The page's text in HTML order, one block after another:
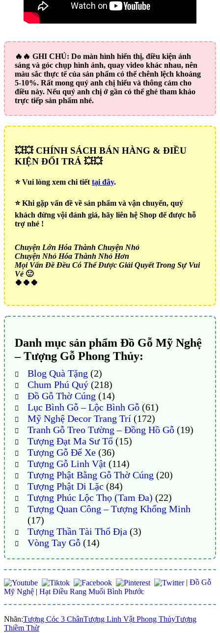
🔥🔥 GHI CHÚ: Do màn hình hiển thị, điều kiện ánh
sáng và góc chụp hình ảnh, quay video khác nhau, nên
màu sắc thực tế của sản phẩm có thể chênh lệch khoảng
5-10%. Rất mong quý anh chị hiểu và thông cảm cho
điều này. Nếu quý anh chị ở gần có thể ghé tham khảo
trực tiếp sản phẩm nhé.
💥💥 CHÍNH SÁCH BÁN HÀNG & ĐIỀU
KIỆN ĐỔI TRẢ 💥💥
⭐️ Vui lòng xem chi tiết tại đây.
⭐️ Khi gặp vấn đề về sản phẩm và vận chuyển, quý
khách đừng vội đánh giá, hãy liên hệ Shop để được hỗ
trợ nhé !
Chuyện Lớn Hóa Thành Chuyện Nhỏ
Chuyện Nhỏ Hóa Thành Nhỏ Hơn
Mọi Vấn Đề Đều Có Thể Được Giải Quyết Trong Sự Vui
Vẻ 🙂
🍀🍀🍀
Danh mục sản phẩm Đồ Gỗ Mỹ Nghệ
– Tượng Gỗ Phong Thủy:
Blog Quà Tặng (2)
Chum Phú Quý(218)
Đồ Gỗ Thờ Cúng (14)
Lục Bình Gỗ – Lộc Bình Gỗ(61)
Mỹ Nghệ Decor Trang Trí(172)
Tranh Gỗ Treo Tường – Đồng Hồ Gỗ(19)
Tượng Đạt Ma Sư Tổ(15)
Tượng Gỗ Để Xe(36)
Tượng Gỗ Linh Vật(114)
Tượng Phật Bằng Gỗ Thờ Cúng (20)
Tượng Phật Di Lặc (84)
Tượng Phúc Lộc Thọ (Tam Đa) (22)
Tượng Quan Công – Tượng Khổng Minh
(17)
Tượng Thần Tài Thổ Địa (3)
Vòng Tay Gỗ(14)
| Đồ Gỗ
Mỹ Nghệ | Hạt Điều Rang Muối Bình Phước
Nhãn:Tượng Cóc 3 ChânTượng Linh Vật Phong ThủyTượng
Thiềm Thừ